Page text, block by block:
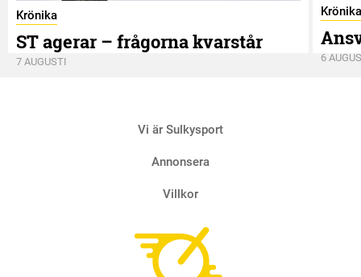
Krönika
ST agerar – frågorna kvarstår
7 AUGUSTI
Krönika
6
Vi är Sulkysport
Annonsera
Villkor